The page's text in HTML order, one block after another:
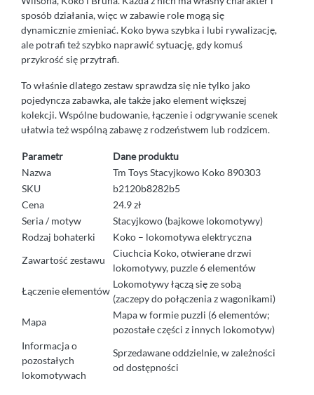
sposób działania, więc w zabawie role mogą się
dynamicznie zmieniać. Koko bywa szybka i lubi rywalizację,
ale potrafi też szybko naprawić sytuację, gdy komuś
przykrość się przytrafi.
To właśnie dlatego zestaw sprawdza się nie tylko jako
pojedyncza zabawka, ale także jako element większej
kolekcji. Wspólne budowanie, łączenie i odgrywanie scenek
ułatwia też wspólną zabawę z rodzeństwem lub rodzicem.
Parametr
Dane produktu
Nazwa
Tm Toys Stacyjkowo Koko 890303
SKU
b2120b8282b5
Cena
24.9 zł
Seria / motyw
Stacyjkowo (bajkowe lokomotywy)
Rodzaj bohaterki
Koko – lokomotywa elektryczna
Zawartość zestawu
Ciuchcia Koko, otwierane drzwi
lokomotywy, puzzle 6 elementów
Łączenie elementów
Lokomotywy łączą się ze sobą
(zaczepy do połączenia z wagonikami)
Mapa
Mapa w formie puzzli (6 elementów;
pozostałe części z innych lokomotyw)
Informacja o
pozostałych
lokomotywach
Sprzedawane oddzielnie, w zależności
od dostępności